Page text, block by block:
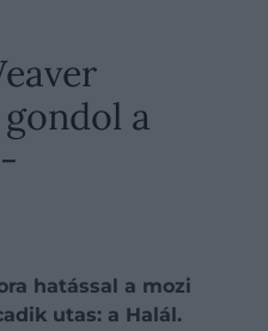
a
hatással a mozi
utas: a Halál.